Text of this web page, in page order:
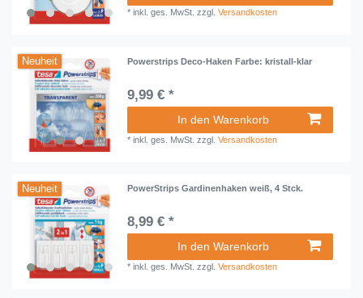
*inkl. ges. MwSt. zzgl.Versandkosten
Neuheit Powerstrips Deco-Haken Farbe: kristall-klar
9,99 € *
In den Warenkorb
*inkl. ges. MwSt. zzgl.Versandkosten
Neuheit PowerStrips Gardinenhaken weiß, 4 Stck.
8,99 € *
In den Warenkorb
*inkl. ges. MwSt. zzgl.Versandkosten